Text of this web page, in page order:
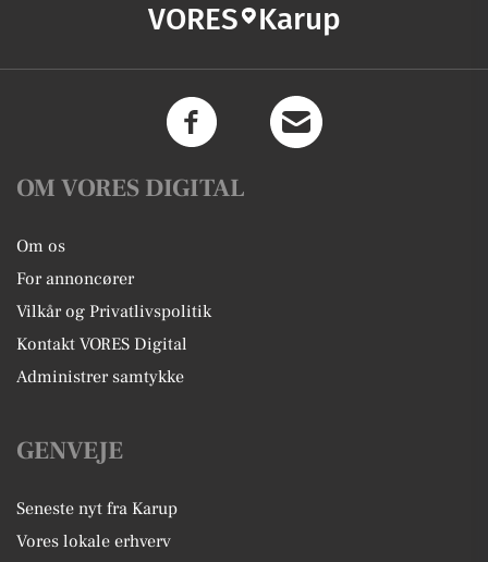
VORES Karup
OM VORES DIGITAL
Om os
For annoncører
Vilkår og Privatlivspolitik
Kontakt VORES Digital
Administrer samtykke
GENVEJE
Seneste nyt fra Karup
Vores lokale erhverv